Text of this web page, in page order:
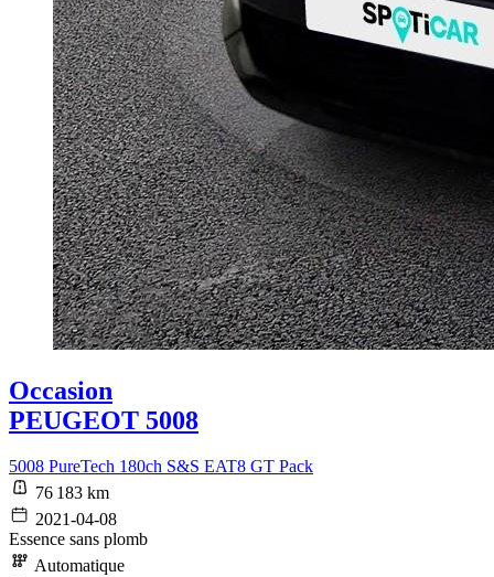
Occasion
PEUGEOT 5008
5008 PureTech 180ch S&S EAT8 GT Pack
76 183 km
2021-04-08
Essence sans plomb
Automatique